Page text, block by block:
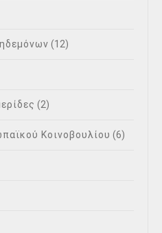
(12)
(2)
Κοινοβουλίου (6)